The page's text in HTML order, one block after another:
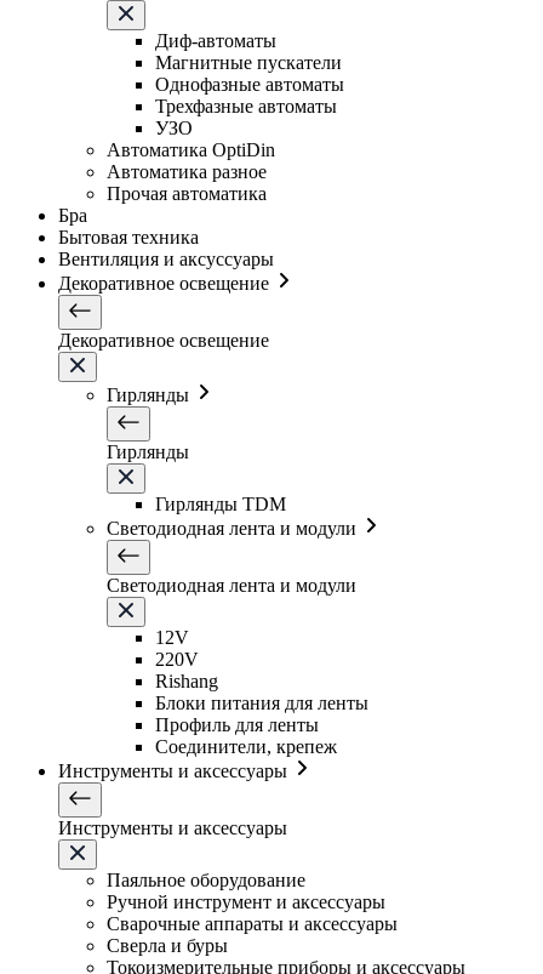
Диф-автоматы
Магнитные пускатели
Однофазные автоматы
Трехфазные автоматы
УЗО
Автоматика OptiDin
Автоматика разное
Прочая автоматика
Бра
Бытовая техника
Вентиляция и аксуссуары
Декоративное освещение
Декоративное освещение
Гирлянды
Гирлянды
Гирлянды TDM
Светодиодная лента и модули
Светодиодная лента и модули
12V
220V
Rishang
Блоки питания для ленты
Профиль для ленты
Соединители, крепеж
Инструменты и аксессуары
Инструменты и аксессуары
Паяльное оборудование
Ручной инструмент и аксессуары
Сварочные аппараты и аксессуары
Сверла и буры
Токоизмерительные приборы и аксессуары